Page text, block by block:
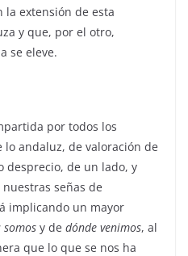
extensión de esta
y que, por el otro,
se eleve.
por todos los
andaluz, de valoración de
desprecio, de un lado, y
señas de
implicando un mayor
somos y de dónde venimos, al
que lo que se nos ha